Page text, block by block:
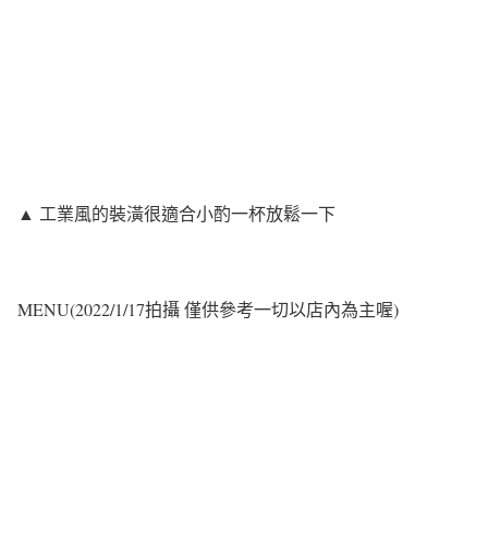
▲ 工業風的裝潢很適合小酌一杯放鬆一下
MENU(2022/1/17拍攝 僅供參考一切以店內為主喔)